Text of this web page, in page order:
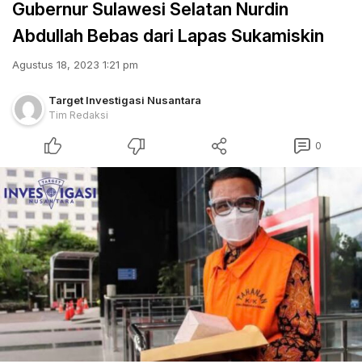
Gubernur Sulawesi Selatan Nurdin
Abdullah Bebas dari Lapas Sukamiskin
Agustus 18, 2023 1:21 pm
Target Investigasi Nusantara
Tim Redaksi
0